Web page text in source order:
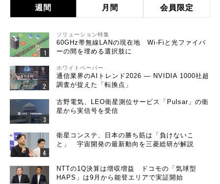
週間 月間 会員限定
ソリューション特集
60GHz帯無線LANの現在地 Wi-Fiと光ファイバ
ーの間を埋める選択肢に
ホワイトペーパー
通信業界のAIトレンド2026 ― NVIDIA 1000社超
調査が捉えた「転換点」
古野電気、LEO衛星測位サービス「Pulsar」の衛
星から実信号を受信
衛星コンステ、日本の勝ち筋は「負けないこ
と」 宇宙開発の最新動向を三菱総研が解説
NTTの1Q決算は増収増益 ドコモの「気球型
HAPS」は9月から能登エリアで実証開始